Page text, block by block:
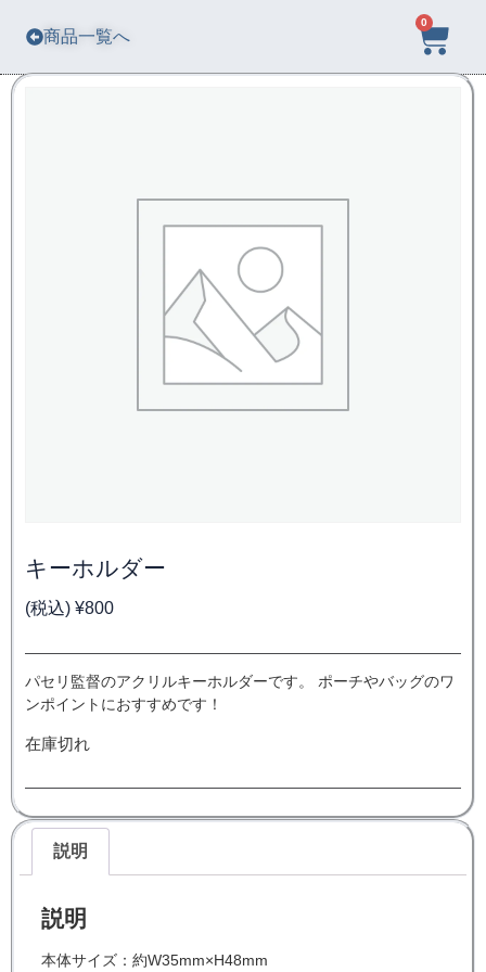
商品一覧へ
0
キーホルダー
(税込) ¥800
パセリ監督のアクリルキーホルダーです。 ポーチやバッグのワ
ンポイントにおすすめです！
在庫切れ
説明
説明
本体サイズ：約W35mm×H48mm